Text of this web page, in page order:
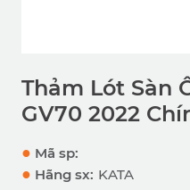
Thảm Lót Sàn
GV70 2022
● Mã sp:
● Hãng sx: KATA